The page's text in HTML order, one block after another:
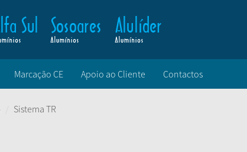
Marcação CE Apoio ao Cliente Contactos
Sistema TR